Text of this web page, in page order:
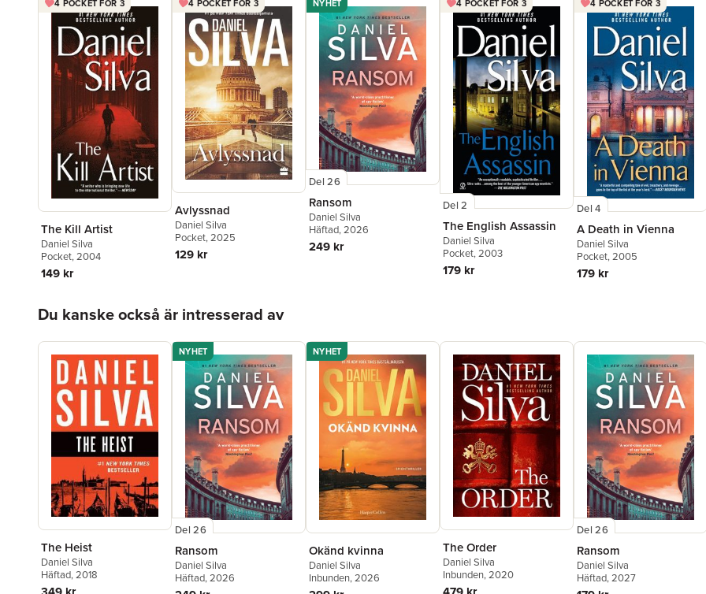
4 POCKET FÖR 3
The Kill Artist
Daniel Silva
Pocket, 2004
149 kr
4 POCKET FÖR 3
Avlyssnad
Daniel Silva
Pocket, 2025
129 kr
NYHET
Del 26
Ransom
Daniel Silva
Häftad, 2026
249 kr
4 POCKET FÖR 3
Del 2
The English Assassin
Daniel Silva
Pocket, 2003
179 kr
4 POCKET FÖR 3
Del 4
A Death in Vienna
Daniel Silva
Pocket, 2005
179 kr
Du kanske också är intresserad av
The Heist
Daniel Silva
Häftad, 2018
NYHET
Del 26
Ransom
Daniel Silva
Häftad, 2026
NYHET
Okänd kvinna
Daniel Silva
Inbunden, 2026
The Order
Daniel Silva
Inbunden, 2020
Del 26
Ransom
Daniel Silva
Häftad, 2027